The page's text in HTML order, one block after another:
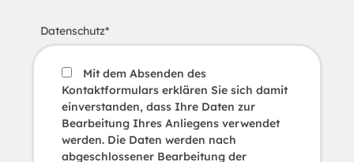
Datenschutz*
Kontaktformulars erklären Sie sich damit
einverstanden, dass Ihre Daten zur
Bearbeitung Ihres Anliegens verwendet
werden. Die Daten werden nach
abgeschlossener Bearbeitung der